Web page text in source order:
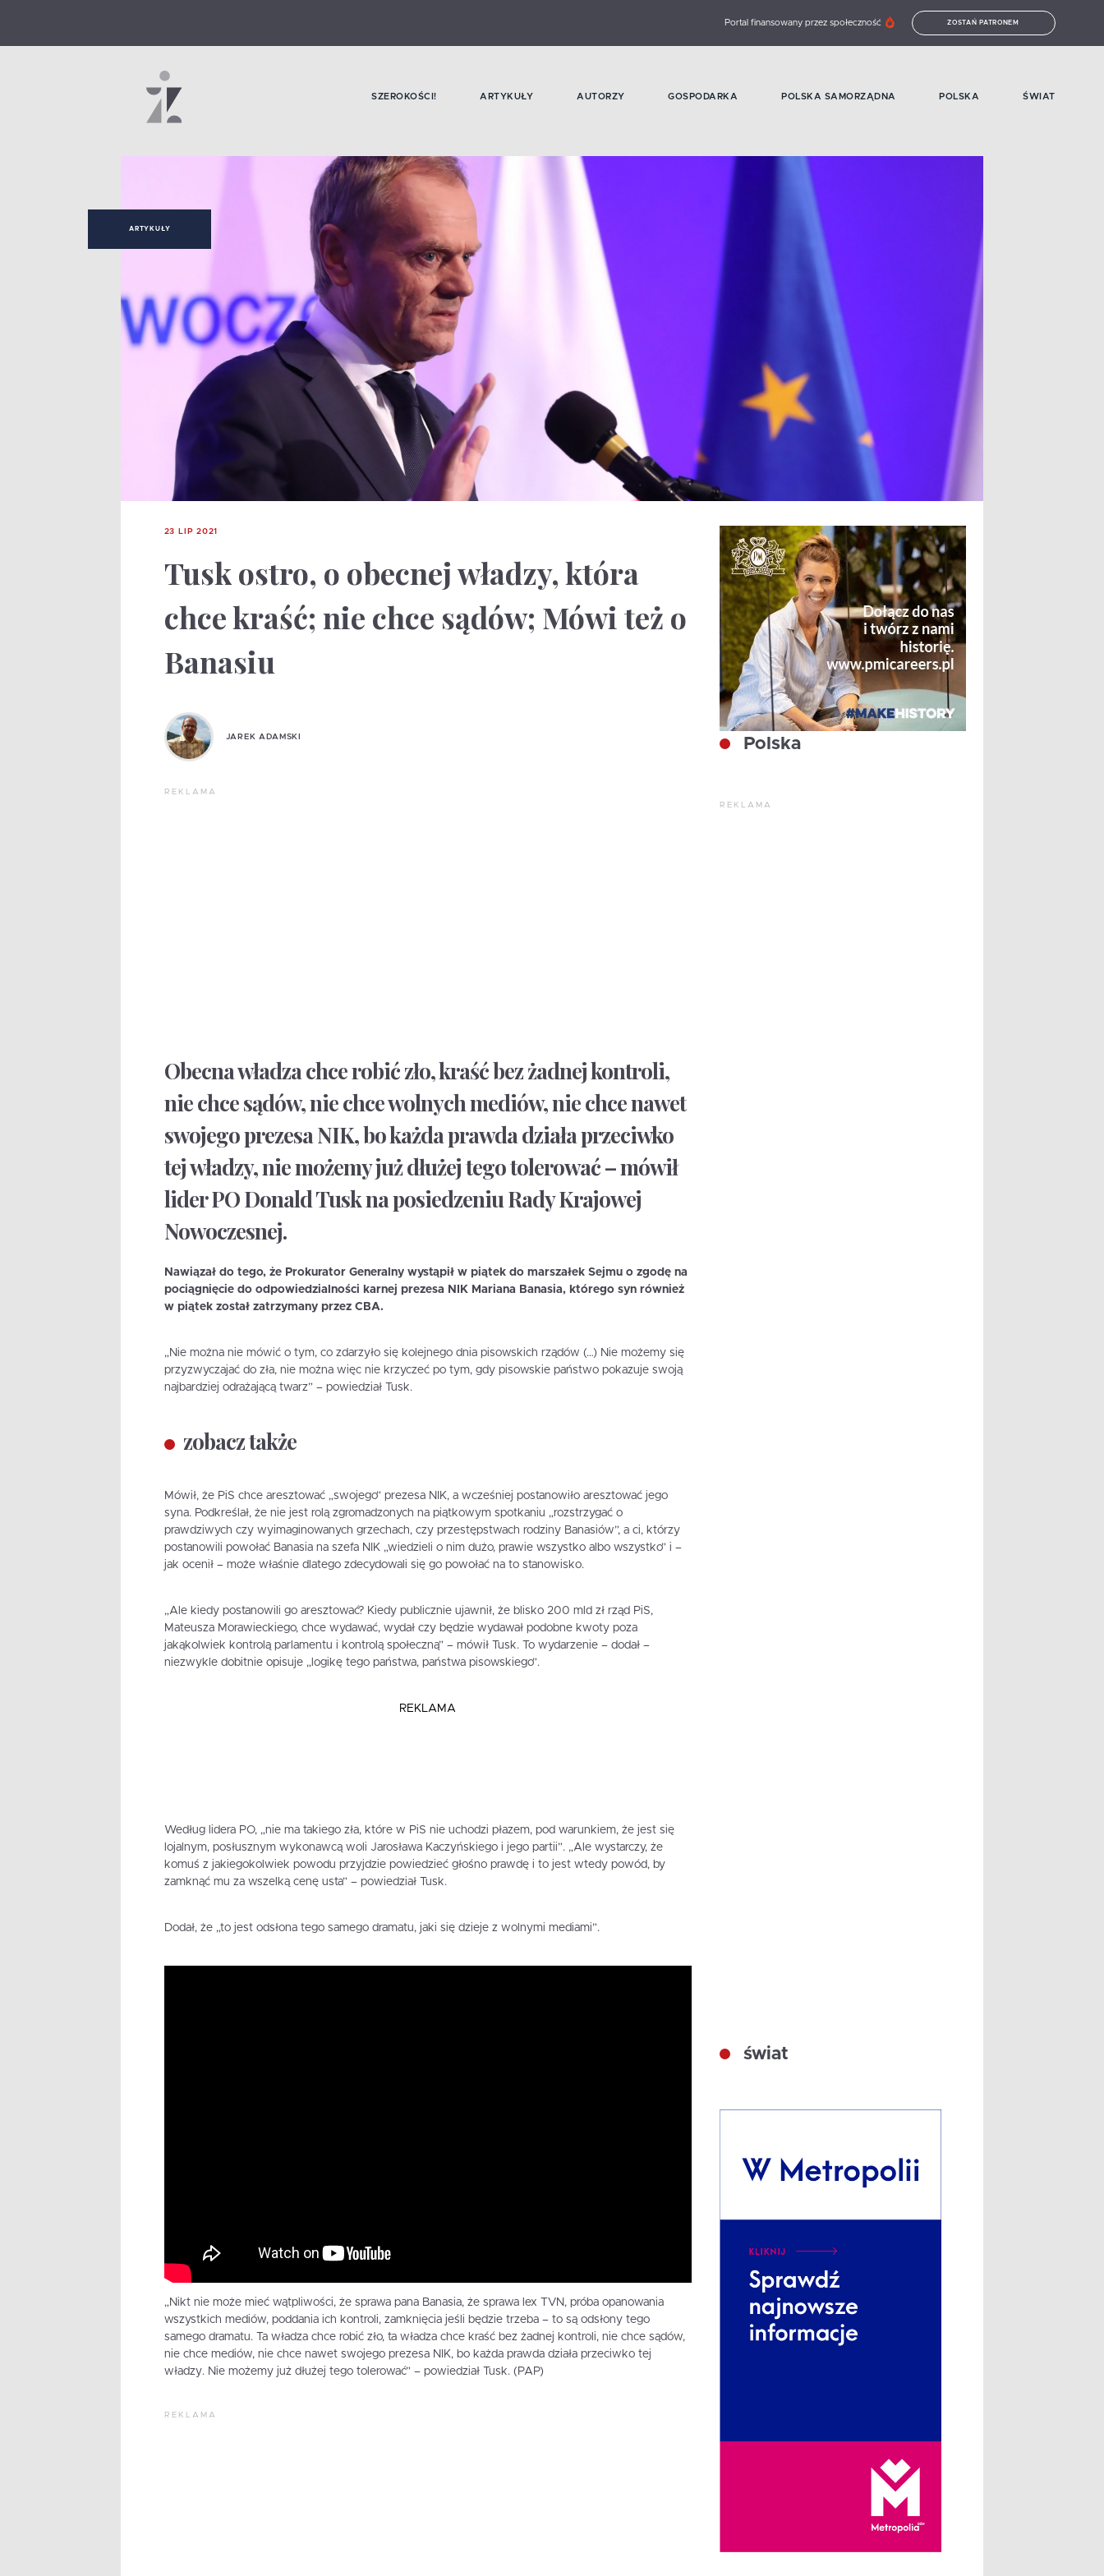
Portal finansowany przez społeczność ZOSTAŃ PATRONEM
SZEROKOŚCI! ARTYKUŁY AUTORZY GOSPODARKA POLSKA SAMORZĄDNA POLSKA ŚWIAT
ARTYKUŁY
23 LIP 2021
Tusk ostro, o obecnej władzy, która
chce kraść; nie chce sądów; Mówi też o
Banasiu
JAREK ADAMSKI
REKLAMA
Obecna władza chce robić zło, kraść bez żadnej kontroli,
nie chce sądów, nie chce wolnych mediów, nie chce nawet
swojego prezesa NIK, bo każda prawda działa przeciwko
tej władzy, nie możemy już dłużej tego tolerować – mówił
lider PO Donald Tusk na posiedzeniu Rady Krajowej
Nowoczesnej.
Nawiązał do tego, że Prokurator Generalny wystąpił w piątek do marszałek Sejmu o zgodę na
pociągnięcie do odpowiedzialności karnej prezesa NIK Mariana Banasia, którego syn również
w piątek został zatrzymany przez CBA.
„Nie można nie mówić o tym, co zdarzyło się kolejnego dnia pisowskich rządów (…) Nie możemy się
przyzwyczajać do zła, nie można więc nie krzyczeć po tym, gdy pisowskie państwo pokazuje swoją
najbardziej odrażającą twarz” – powiedział Tusk.
zobacz także
Mówił, że PiS chce aresztować „swojego” prezesa NIK, a wcześniej postanowiło aresztować jego
syna. Podkreślał, że nie jest rolą zgromadzonych na piątkowym spotkaniu „rozstrzygać o
prawdziwych czy wyimaginowanych grzechach, czy przestępstwach rodziny Banasiów”, a ci, którzy
postanowili powołać Banasia na szefa NIK „wiedzieli o nim dużo, prawie wszystko albo wszystko” i –
jak ocenił – może właśnie dlatego zdecydowali się go powołać na to stanowisko.
„Ale kiedy postanowili go aresztować? Kiedy publicznie ujawnił, że blisko 200 mld zł rząd PiS,
Mateusza Morawieckiego, chce wydawać, wydał czy będzie wydawał podobne kwoty poza
jakąkolwiek kontrolą parlamentu i kontrolą społeczną” – mówił Tusk. To wydarzenie – dodał –
niezwykle dobitnie opisuje „logikę tego państwa, państwa pisowskiego”.
REKLAMA
Według lidera PO, „nie ma takiego zła, które w PiS nie uchodzi płazem, pod warunkiem, że jest się
lojalnym, posłusznym wykonawcą woli Jarosława Kaczyńskiego i jego partii”. „Ale wystarczy, że
komuś z jakiegokolwiek powodu przyjdzie powiedzieć głośno prawdę i to jest wtedy powód, by
zamknąć mu za wszelką cenę usta” – powiedział Tusk.
Dodał, że „to jest odsłona tego samego dramatu, jaki się dzieje z wolnymi mediami”.
„Nikt nie może mieć wątpliwości, że sprawa pana Banasia, że sprawa lex TVN, próba opanowania
wszystkich mediów, poddania ich kontroli, zamknięcia jeśli będzie trzeba – to są odsłony tego
samego dramatu. Ta władza chce robić zło, ta władza chce kraść bez żadnej kontroli, nie chce sądów,
nie chce mediów, nie chce nawet swojego prezesa NIK, bo każda prawda działa przeciwko tej
władzy. Nie możemy już dłużej tego tolerować” – powiedział Tusk. (PAP)
REKLAMA
Polska
REKLAMA
świat